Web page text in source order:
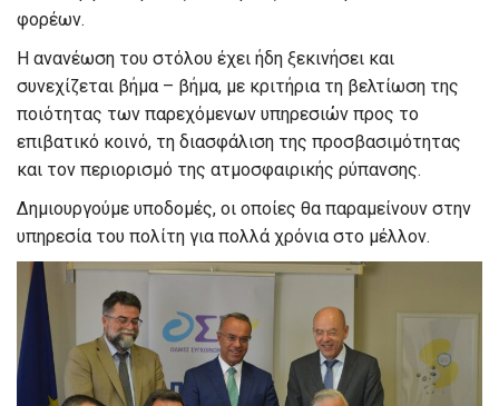
φορέων.
Η ανανέωση του στόλου έχει ήδη ξεκινήσει και
συνεχίζεται βήμα – βήμα, με κριτήρια τη βελτίωση της
ποιότητας των παρεχόμενων υπηρεσιών προς το
επιβατικό κοινό, τη διασφάλιση της προσβασιμότητας
και τον περιορισμό της ατμοσφαιρικής ρύπανσης.
Δημιουργούμε υποδομές, οι οποίες θα παραμείνουν στην
υπηρεσία του πολίτη για πολλά χρόνια στο μέλλον.